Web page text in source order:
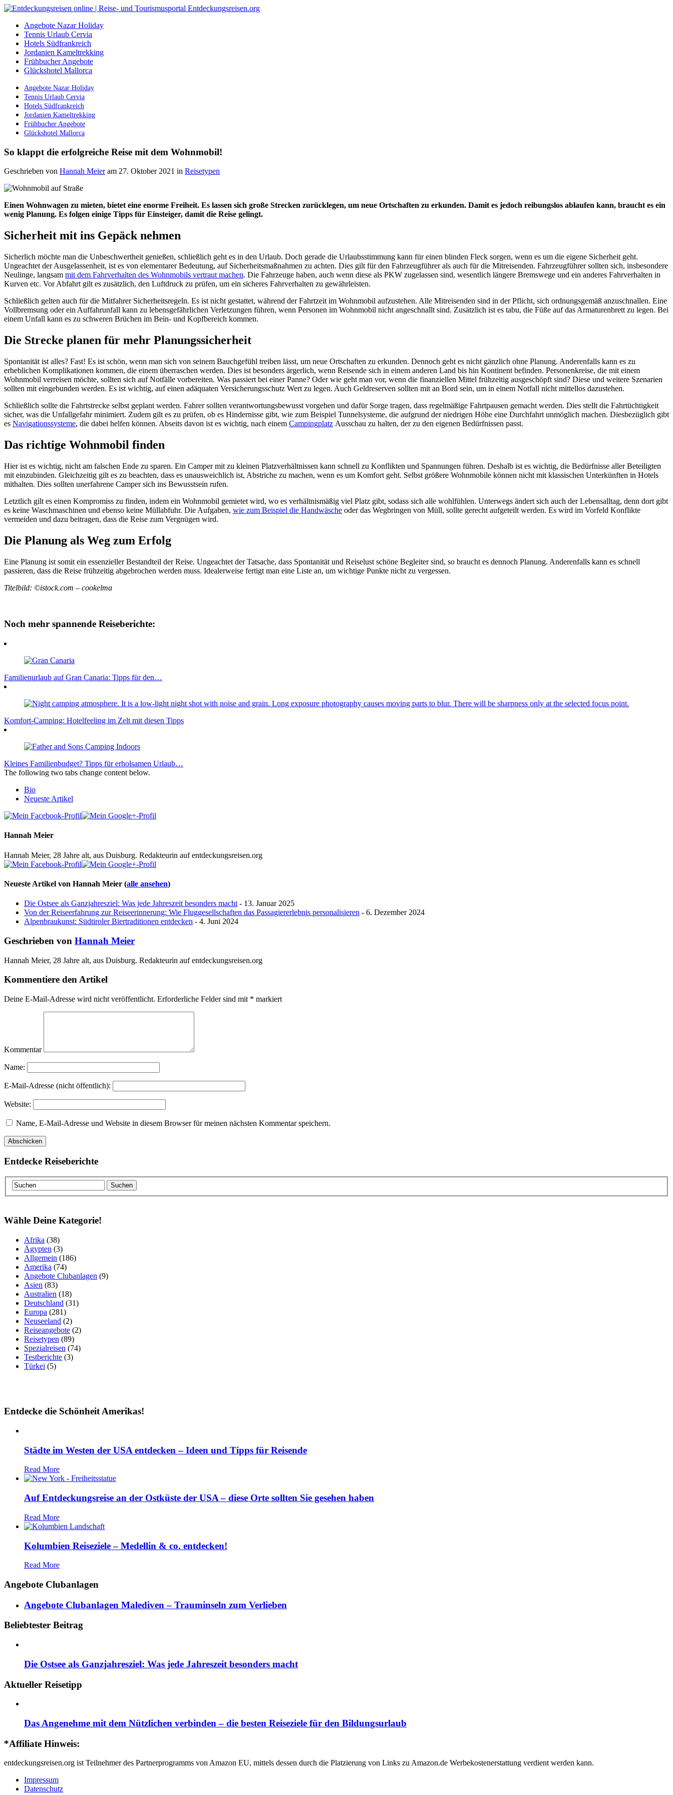
Angebote Nazar Holiday
Tennis Urlaub Cervia
Hotels Südfrankreich
Jordanien Kameltrekking
Frühbucher Angebote
Glückshotel Mallorca
Angebote Nazar Holiday
Tennis Urlaub Cervia
Hotels Südfrankreich
Jordanien Kameltrekking
Frühbucher Angebote
Glückshotel Mallorca
So klappt die erfolgreiche Reise mit dem Wohnmobil!
Geschrieben von Hannah Meier am 27. Oktober 2021 in Reisetypen
Einen Wohnwagen zu mieten, bietet eine enorme Freiheit. Es lassen sich große Strecken zurücklegen, um neue Ortschaften zu erkunden. Damit es jedoch reibungslos ablaufen kann, braucht es ein
wenig Planung. Es folgen einige Tipps für Einsteiger, damit die Reise gelingt.
Sicherheit mit ins Gepäck nehmen
Sicherlich möchte man die Unbeschwertheit genießen, schließlich geht es in den Urlaub. Doch gerade die Urlaubsstimmung kann für einen blinden Fleck sorgen, wenn es um die eigene Sicherheit geht.
Ungeachtet der Ausgelassenheit, ist es von elementarer Bedeutung, auf Sicherheitsmaßnahmen zu achten. Dies gilt für den Fahrzeugführer als auch für die Mitreisenden. Fahrzeugführer sollten sich, insbesondere
Neulinge, langsam mit dem Fahrverhalten des Wohnmobils vertraut machen. Die Fahrzeuge haben, auch wenn diese als PKW zugelassen sind, wesentlich längere Bremswege und ein anderes Fahrverhalten in
Kurven etc. Vor Abfahrt gilt es zusätzlich, den Luftdruck zu prüfen, um ein sicheres Fahrverhalten zu gewährleisten.
Schließlich gelten auch für die Mitfahrer Sicherheitsregeln. Es ist nicht gestattet, während der Fahrtzeit im Wohnmobil aufzustehen. Alle Mitreisenden sind in der Pflicht, sich ordnungsgemäß anzuschnallen. Eine
Vollbremsung oder ein Auffahrunfall kann zu lebensgefährlichen Verletzungen führen, wenn Personen im Wohnmobil nicht angeschnallt sind. Zusätzlich ist es tabu, die Füße auf das Armaturenbrett zu legen. Bei
einem Unfall kann es zu schweren Brüchen im Bein- und Kopfbereich kommen.
Die Strecke planen für mehr Planungssicherheit
Spontanität ist alles? Fast! Es ist schön, wenn man sich von seinem Bauchgefühl treiben lässt, um neue Ortschaften zu erkunden. Dennoch geht es nicht gänzlich ohne Planung. Anderenfalls kann es zu
erheblichen Komplikationen kommen, die einem überraschen werden. Dies ist besonders ärgerlich, wenn Reisende sich in einem anderen Land bis hin Kontinent befinden. Personenkreise, die mit einem
Wohnmobil verreisen möchte, sollten sich auf Notfälle vorbereiten. Was passiert bei einer Panne? Oder wie geht man vor, wenn die finanziellen Mittel frühzeitig ausgeschöpft sind? Diese und weitere Szenarien
sollten mit eingebunden werden. Es ist wichtig, auf einen adäquaten Versicherungsschutz Wert zu legen. Auch Geldreserven sollten mit an Bord sein, um in einem Notfall nicht mittellos dazustehen.
Schließlich sollte die Fahrtstrecke selbst geplant werden. Fahrer sollten verantwortungsbewusst vorgehen und dafür Sorge tragen, dass regelmäßige Fahrtpausen gemacht werden. Dies stellt die Fahrtüchtigkeit
sicher, was die Unfallgefahr minimiert. Zudem gilt es zu prüfen, ob es Hindernisse gibt, wie zum Beispiel Tunnelsysteme, die aufgrund der niedrigen Höhe eine Durchfahrt unmöglich machen. Diesbezüglich gibt
es Navigationssysteme, die dabei helfen können. Abseits davon ist es wichtig, nach einem Campingplatz Ausschau zu halten, der zu den eigenen Bedürfnissen passt.
Das richtige Wohnmobil finden
Hier ist es wichtig, nicht am falschen Ende zu sparen. Ein Camper mit zu kleinen Platzverhältnissen kann schnell zu Konflikten und Spannungen führen. Deshalb ist es wichtig, die Bedürfnisse aller Beteiligten
mit einzubinden. Gleichzeitig gilt es zu beachten, dass es unausweichlich ist, Abstriche zu machen, wenn es um Komfort geht. Selbst größere Wohnmobile können nicht mit klassischen Unterkünften in Hotels
mithalten. Dies sollten unerfahrene Camper sich ins Bewusstsein rufen.
Letztlich gilt es einen Kompromiss zu finden, indem ein Wohnmobil gemietet wird, wo es verhältnismäßig viel Platz gibt, sodass sich alle wohlfühlen. Unterwegs ändert sich auch der Lebensalltag, denn dort gibt
es keine Waschmaschinen und ebenso keine Müllabfuhr. Die Aufgaben, wie zum Beispiel die Handwäsche oder das Wegbringen von Müll, sollte gerecht aufgeteilt werden. Es wird im Vorfeld Konflikte
vermeiden und dazu beitragen, dass die Reise zum Vergnügen wird.
Die Planung als Weg zum Erfolg
Eine Planung ist somit ein essenzieller Bestandteil der Reise. Ungeachtet der Tatsache, dass Spontanität und Reiselust schöne Begleiter sind, so braucht es dennoch Planung. Anderenfalls kann es schnell
passieren, dass die Reise frühzeitig abgebrochen werden muss. Idealerweise fertigt man eine Liste an, um wichtige Punkte nicht zu vergessen.
Titelbild: ©istock.com – cookelma
Noch mehr spannende Reiseberichte:
Familienurlaub auf Gran Canaria: Tipps für den…
Komfort-Camping: Hotelfeeling im Zelt mit diesen Tipps
Kleines Familienbudget? Tipps für erholsamen Urlaub…
The following two tabs change content below.
Bio
Neueste Artikel
Hannah Meier
Hannah Meier, 28 Jahre alt, aus Duisburg. Redakteurin auf entdeckungsreisen.org
Neueste Artikel von Hannah Meier (alle ansehen)
Die Ostsee als Ganzjahresziel: Was jede Jahreszeit besonders macht - 13. Januar 2025
Von der Reiseerfahrung zur Reiseerinnerung: Wie Fluggesellschaften das Passagiererlebnis personalisieren - 6. Dezember 2024
Alpenbraukunst: Südtiroler Biertraditionen entdecken - 4. Juni 2024
Geschrieben von Hannah Meier
Hannah Meier, 28 Jahre alt, aus Duisburg. Redakteurin auf entdeckungsreisen.org
Kommentiere den Artikel
Deine E-Mail-Adresse wird nicht veröffentlicht. Erforderliche Felder sind mit * markiert
Kommentar
Name:
E-Mail-Adresse (nicht öffentlich):
Website:
Name, E-Mail-Adresse und Website in diesem Browser für meinen nächsten Kommentar speichern.
Entdecke Reiseberichte
Wähle Deine Kategorie!
Afrika (38)
Ägypten (3)
Allgemein (186)
Amerika (74)
Angebote Clubanlagen (9)
Asien (83)
Australien (18)
Deutschland (31)
Europa (281)
Neuseeland (2)
Reiseangebote (2)
Reisetypen (89)
Spezialreisen (74)
Testberichte (3)
Türkei (5)
Entdecke die Schönheit Amerikas!
Städte im Westen der USA entdecken – Ideen und Tipps für Reisende
Read More
Auf Entdeckungsreise an der Ostküste der USA – diese Orte sollten Sie gesehen haben
Read More
Kolumbien Reiseziele – Medellin & co. entdecken!
Read More
Angebote Clubanlagen
Angebote Clubanlagen Malediven – Trauminseln zum Verlieben
Beliebtester Beitrag
Die Ostsee als Ganzjahresziel: Was jede Jahreszeit besonders macht
Aktueller Reisetipp
Das Angenehme mit dem Nützlichen verbinden – die besten Reiseziele für den Bildungsurlaub
*Affiliate Hinweis:
entdeckungsreisen.org ist Teilnehmer des Partnerprogramms von Amazon EU, mittels dessen durch die Platzierung von Links zu Amazon.de Werbekostenerstattung verdient werden kann.
Impressum
Datenschutz